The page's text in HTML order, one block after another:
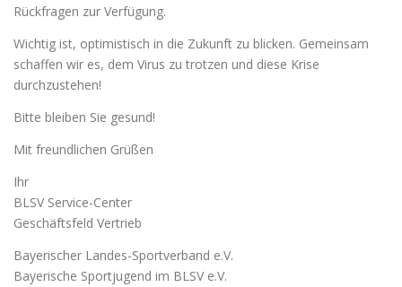
Rückfragen zur Verfügung.
Wichtig ist, optimistisch in die Zukunft zu blicken. Gemeinsam
schaffen wir es, dem Virus zu trotzen und diese Krise
durchzustehen!
Bitte bleiben Sie gesund!
Mit freundlichen Grüßen
Ihr
BLSV Service-Center
Geschäftsfeld Vertrieb
Bayerischer Landes-Sportverband e.V.
Bayerische Sportjugend im BLSV e.V.